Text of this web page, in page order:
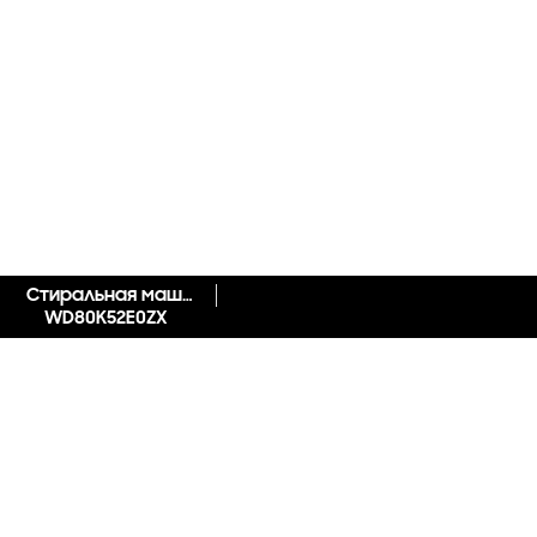
Стиральная машина с сушкой с AddWash WD5500K, 8/5 кг
WD80K52E0ZX